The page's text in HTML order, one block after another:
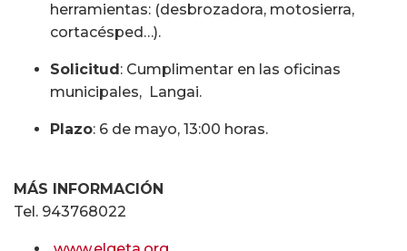
herramientas: (desbrozadora, motosierra,
cortacésped…).
Solicitud : Cumplimentar en las oficinas
municipales, Langai.
Plazo: 6 de mayo, 13:00 horas.
MÁS INFORMACIÓN
Tel. 943768022